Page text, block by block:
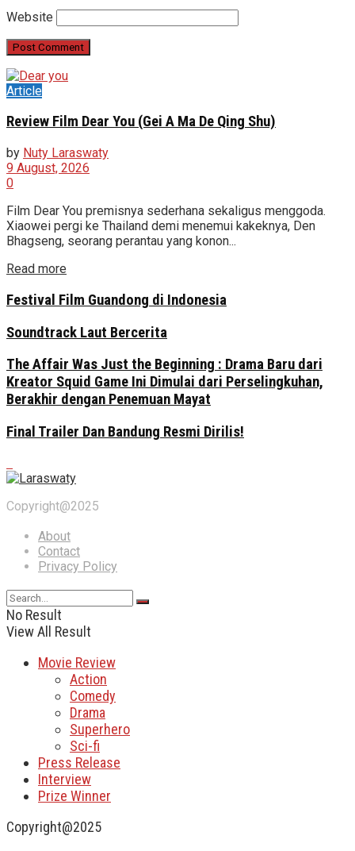
Website
Article
Review Film Dear You (Gei A Ma De Qing Shu)
by Nuty Laraswaty
9 August, 2026
0
Film Dear You premisnya sederhana sekaligus menggoda.
Xiaowei pergi ke Thailand demi menemui kakeknya, Den
Bhagseng, seorang perantau yang konon...
Read more
Festival Film Guandong di Indonesia
Soundtrack Laut Bercerita
The Affair Was Just the Beginning : Drama Baru dari
Kreator Squid Game Ini Dimulai dari Perselingkuhan,
Berakhir dengan Penemuan Mayat
Final Trailer Dan Bandung Resmi Dirilis!
Copyright@2025
About
Contact
Privacy Policy
No Result
View All Result
Movie Review
Action
Comedy
Drama
Superhero
Sci-fi
Press Release
Interview
Prize Winner
Copyright@2025